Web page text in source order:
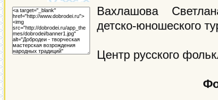
Вахлашова
детско-юношеского
Центр русского